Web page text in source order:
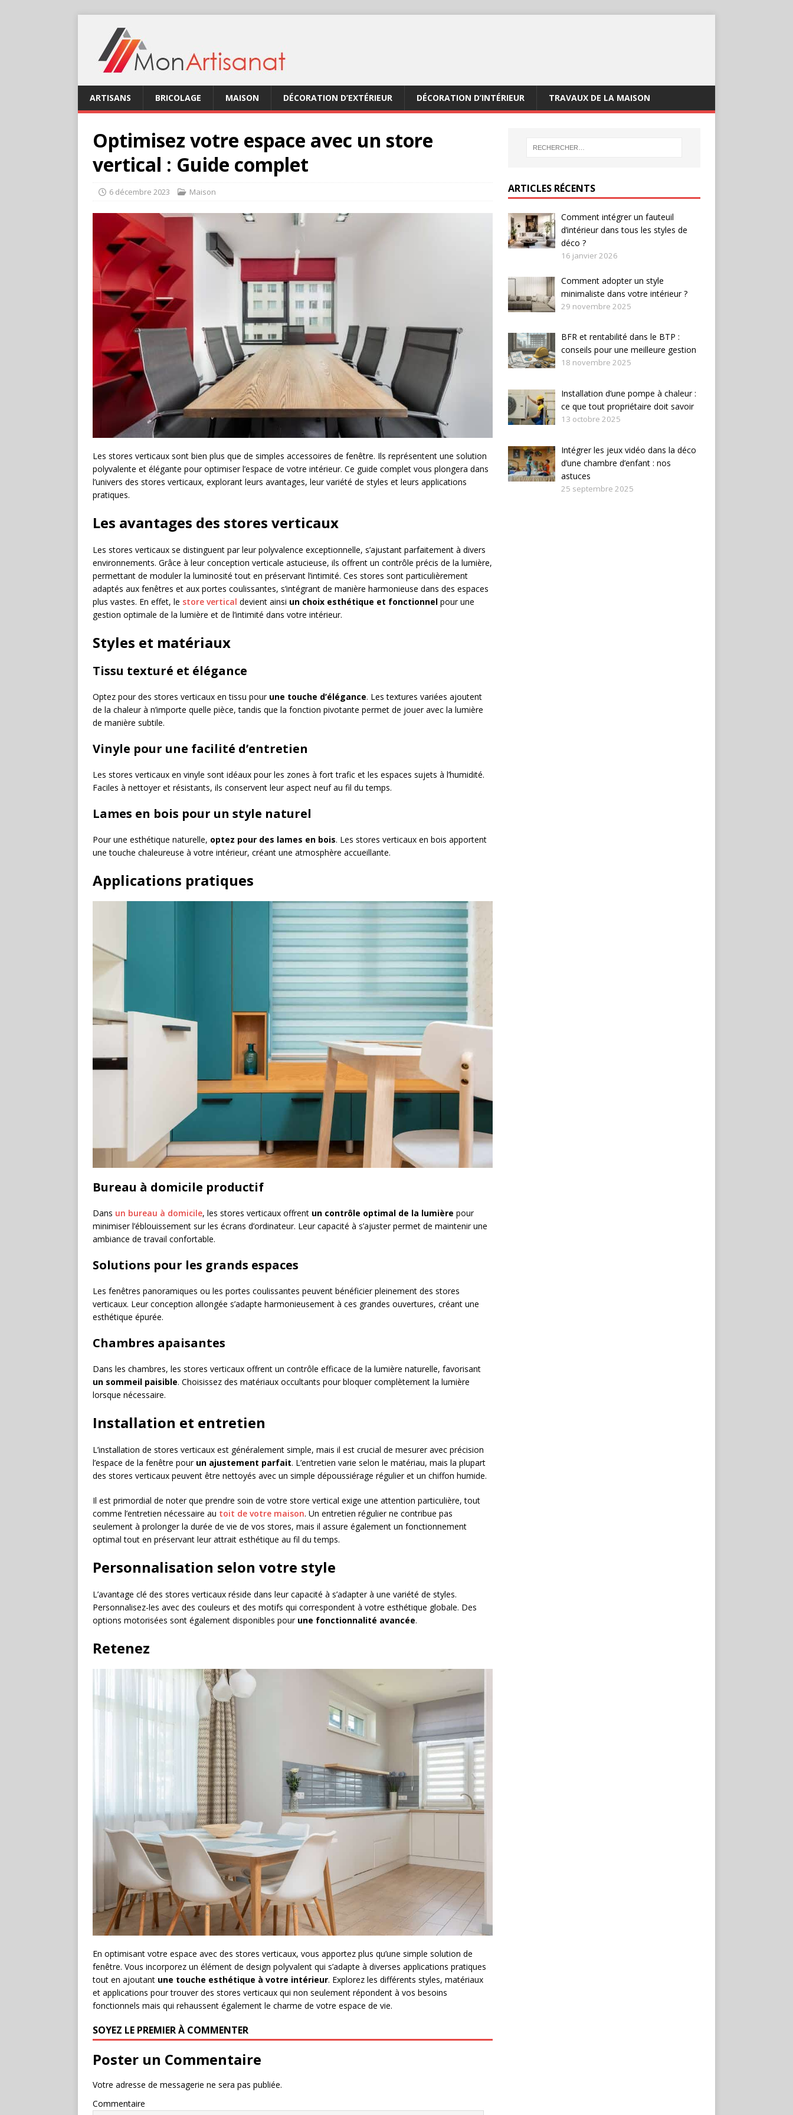
ARTISANS BRICOLAGE MAISON DÉCORATION D’EXTÉRIEUR DÉCORATION D’INTÉRIEUR TRAVAUX DE LA MAISON
Optimisez votre espace avec un store
vertical : Guide complet
6 décembre 2023 Maison
Les stores verticaux sont bien plus que de simples accessoires de fenêtre. Ils représentent une solution
polyvalente et élégante pour optimiser l’espace de votre intérieur. Ce guide complet vous plongera dans
l’univers des stores verticaux, explorant leurs avantages, leur variété de styles et leurs applications
pratiques.
Les avantages des stores verticaux
Les stores verticaux se distinguent par leur polyvalence exceptionnelle, s’ajustant parfaitement à divers
environnements. Grâce à leur conception verticale astucieuse, ils offrent un contrôle précis de la lumière,
permettant de moduler la luminosité tout en préservant l’intimité. Ces stores sont particulièrement
adaptés aux fenêtres et aux portes coulissantes, s’intégrant de manière harmonieuse dans des espaces
plus vastes. En effet, le store vertical devient ainsi un choix esthétique et fonctionnel pour une
gestion optimale de la lumière et de l’intimité dans votre intérieur.
Styles et matériaux
Tissu texturé et élégance
Optez pour des stores verticaux en tissu pour une touche d’élégance. Les textures variées ajoutent
de la chaleur à n’importe quelle pièce, tandis que la fonction pivotante permet de jouer avec la lumière
de manière subtile.
Vinyle pour une facilité d’entretien
Les stores verticaux en vinyle sont idéaux pour les zones à fort trafic et les espaces sujets à l’humidité.
Faciles à nettoyer et résistants, ils conservent leur aspect neuf au fil du temps.
Lames en bois pour un style naturel
Pour une esthétique naturelle, optez pour des lames en bois. Les stores verticaux en bois apportent
une touche chaleureuse à votre intérieur, créant une atmosphère accueillante.
Applications pratiques
Bureau à domicile productif
Dans un bureau à domicile, les stores verticaux offrent un contrôle optimal de la lumière pour
minimiser l’éblouissement sur les écrans d’ordinateur. Leur capacité à s’ajuster permet de maintenir une
ambiance de travail confortable.
Solutions pour les grands espaces
Les fenêtres panoramiques ou les portes coulissantes peuvent bénéficier pleinement des stores
verticaux. Leur conception allongée s’adapte harmonieusement à ces grandes ouvertures, créant une
esthétique épurée.
Chambres apaisantes
Dans les chambres, les stores verticaux offrent un contrôle efficace de la lumière naturelle, favorisant
un sommeil paisible. Choisissez des matériaux occultants pour bloquer complètement la lumière
lorsque nécessaire.
Installation et entretien
L’installation de stores verticaux est généralement simple, mais il est crucial de mesurer avec précision
l’espace de la fenêtre pour un ajustement parfait. L’entretien varie selon le matériau, mais la plupart
des stores verticaux peuvent être nettoyés avec un simple dépoussiérage régulier et un chiffon humide.
Il est primordial de noter que prendre soin de votre store vertical exige une attention particulière, tout
comme l’entretien nécessaire au toit de votre maison. Un entretien régulier ne contribue pas
seulement à prolonger la durée de vie de vos stores, mais il assure également un fonctionnement
optimal tout en préservant leur attrait esthétique au fil du temps.
Personnalisation selon votre style
L’avantage clé des stores verticaux réside dans leur capacité à s’adapter à une variété de styles.
Personnalisez-les avec des couleurs et des motifs qui correspondent à votre esthétique globale. Des
options motorisées sont également disponibles pour une fonctionnalité avancée.
Retenez
En optimisant votre espace avec des stores verticaux, vous apportez plus qu’une simple solution de
fenêtre. Vous incorporez un élément de design polyvalent qui s’adapte à diverses applications pratiques
tout en ajoutant une touche esthétique à votre intérieur. Explorez les différents styles, matériaux
et applications pour trouver des stores verticaux qui non seulement répondent à vos besoins
fonctionnels mais qui rehaussent également le charme de votre espace de vie.
SOYEZ LE PREMIER À COMMENTER
Poster un Commentaire
Votre adresse de messagerie ne sera pas publiée.
Commentaire
ARTICLES RÉCENTS
Comment intégrer un fauteuil
d’intérieur dans tous les styles de
déco ?
16 janvier 2026
Comment adopter un style
minimaliste dans votre intérieur ?
29 novembre 2025
BFR et rentabilité dans le BTP :
conseils pour une meilleure gestion
18 novembre 2025
Installation d’une pompe à chaleur :
ce que tout propriétaire doit savoir
13 octobre 2025
Intégrer les jeux vidéo dans la déco
d’une chambre d’enfant : nos
astuces
25 septembre 2025